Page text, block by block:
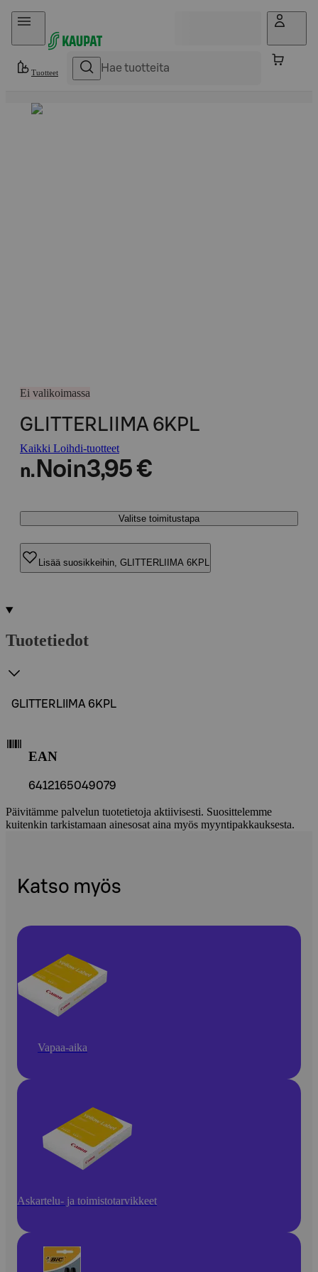
Hyppää sisältöön
Tuotteet
Ei valikoimassa
GLITTERLIIMA 6KPL
Kaikki Loihdi-tuotteet
n. Noin3,95 €
Valitse toimitustapa
Lisää suosikkeihin, GLITTERLIIMA 6KPL
Tuotetiedot
GLITTERLIIMA 6KPL
EAN
6412165049079
Päivitämme palvelun tuotetietoja aktiivisesti. Suosittelemme
kuitenkin tarkistamaan ainesosat aina myös myyntipakkauksesta.
Katso myös
Vapaa-aika
Askartelu- ja toimistotarvikkeet